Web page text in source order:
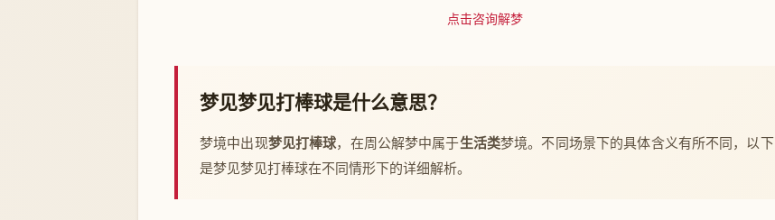
点击咨询解梦
梦见梦见打棒球是什么意思？
梦境中出现梦见打棒球，在周公解梦中属于生活类梦境。不同场景下的具体含义有所不同，以下
是梦见梦见打棒球在不同情形下的详细解析。